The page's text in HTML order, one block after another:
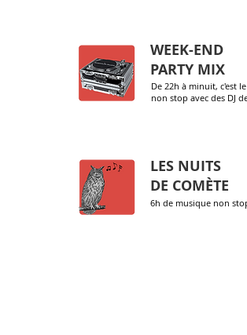
WEEK-END
PARTY MIX
De 22h à minuit, c'est
non stop avec des DJ
6h de musique non
LES NUITS
DE COMÈTE